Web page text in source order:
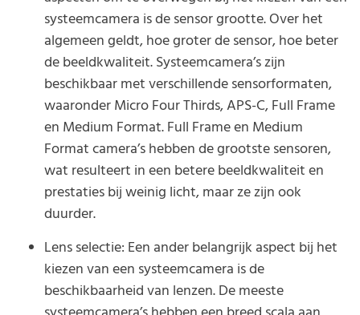
systeemcamera is de sensor grootte. Over het
algemeen geldt, hoe groter de sensor, hoe beter
de beeldkwaliteit. Systeemcamera’s zijn
beschikbaar met verschillende sensorformaten,
waaronder Micro Four Thirds, APS-C, Full Frame
en Medium Format. Full Frame en Medium
Format camera’s hebben de grootste sensoren,
wat resulteert in een betere beeldkwaliteit en
prestaties bij weinig licht, maar ze zijn ook
duurder.
Lens selectie: Een ander belangrijk aspect bij het
kiezen van een systeemcamera is de
beschikbaarheid van lenzen. De meeste